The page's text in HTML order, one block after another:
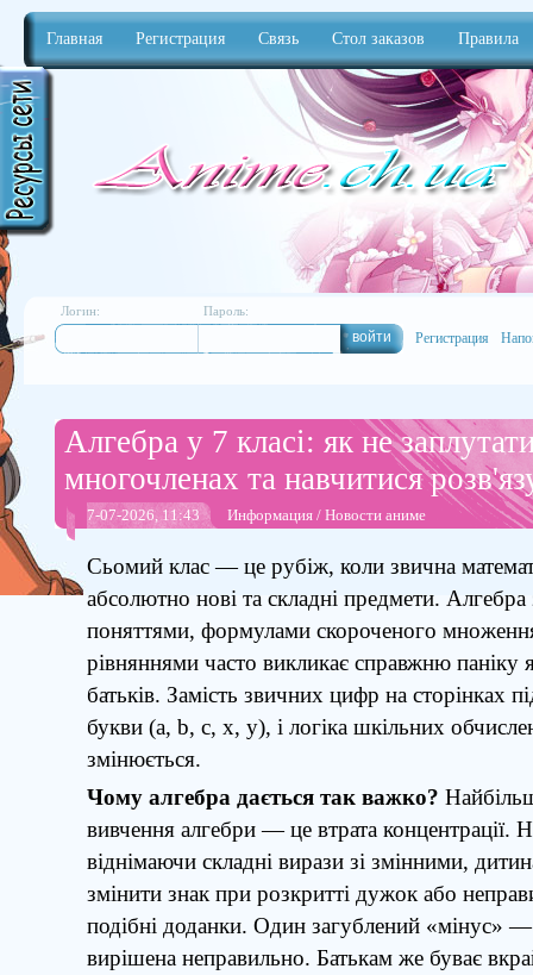
Главная Регистрация Связь Стол заказов Правила
Логин: Пароль:
Регистрация
Алгебра у 7 класі: як не
многочленах та навчитися
7-07-2026, 11:43 Информация / Новости аниме
Сьомий клас — це рубіж, коли звична
абсолютно нові та складні предмети. Алгебра
поняттями, формулами скороченого
рівняннями часто викликає справжню паніку
батьків. Замість звичних цифр на сторінках
букви (a, b, c, x, y), і логіка шкільних
змінюється.
Чому алгебра дається так важко?
вивчення алгебри — це втрата концентрації.
віднімаючи складні вирази зі змінними,
змінити знак при розкритті дужок або
подібні доданки. Один загублений «мінус» —
вирішена неправильно. Батькам же буває